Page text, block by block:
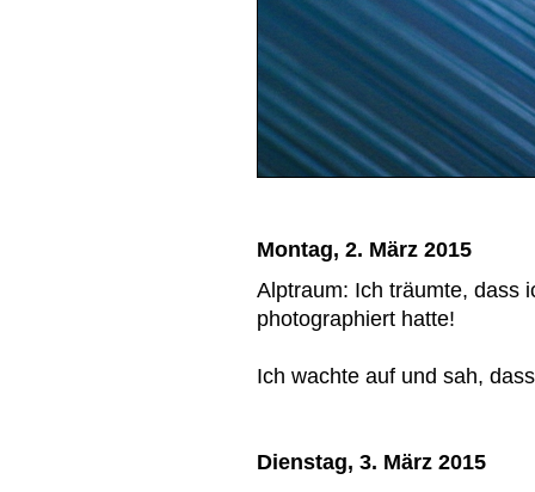
Montag, 2. März 2015
Alptraum: Ich träumte, dass
photographiert hatte!
Ich wachte auf und sah,
Dienstag, 3. März 2015